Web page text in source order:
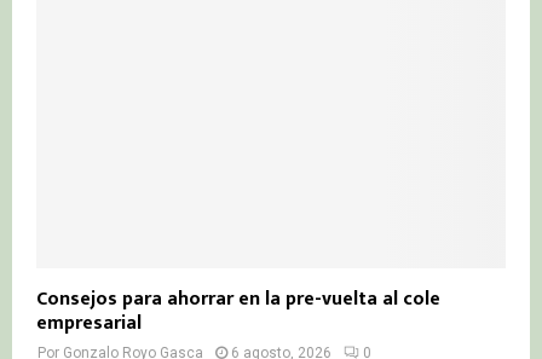
Consejos para ahorrar en la pre-vuelta al cole
empresarial
Por Gonzalo Royo Gasca 6 agosto, 2026 0